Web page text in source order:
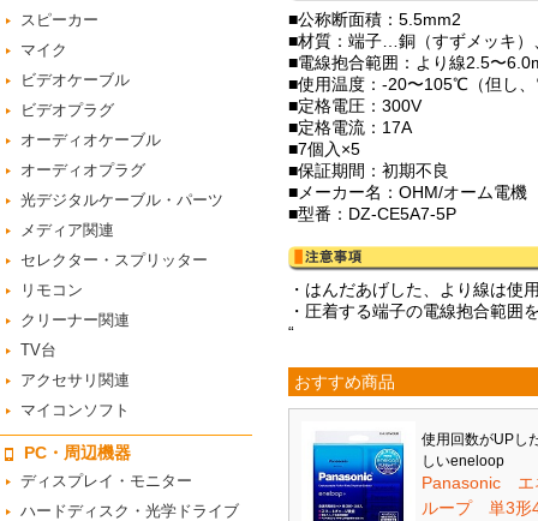
スピーカー
マイク
ビデオケーブル
ビデオプラグ
オーディオケーブル
オーディオプラグ
光デジタルケーブル・パーツ
メディア関連
セレクター・スプリッター
リモコン
クリーナー関連
TV台
アクセサリ関連
マイコンソフト
PC・周辺機器
ディスプレイ・モニター
ハードディスク・光学ドライブ
■公称断面積：5.5mm2
■材質：端子…銅（すずメッキ
■電線抱合範囲：より線2.5〜
■使用温度：-20〜105℃（但し
■定格電圧：300V
■定格電流：17A
■7個入×5
■保証期間：初期不良
■メーカー名：OHM/オーム電機
■型番：DZ-CE5A7-5P
・はんだあげした、より線は使
・圧着する端子の電線抱合範囲
“
おすすめ商品
使用回数がUPし
しいeneloop
Panasonic エ
ループ 単3形